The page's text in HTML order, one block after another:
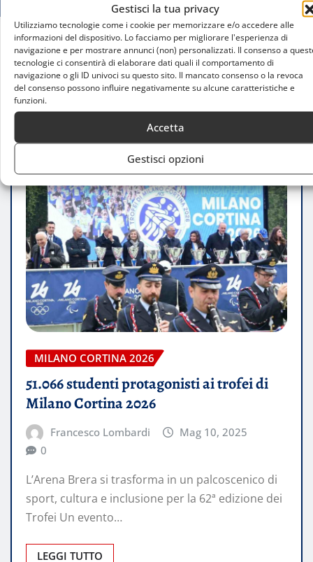
Gestisci la tua privacy
Utilizziamo tecnologie come i cookie per memorizzare e/o accedere alle
informazioni del dispositivo. Lo facciamo per migliorare l'esperienza di
navigazione e per mostrare annunci (non) personalizzati. Il consenso a
tecnologie ci consentirà di elaborare dati quali il comportamento di
navigazione o gli ID univoci su questo sito. Il mancato consenso o la revoca
del consenso possono influire negativamente su alcune caratteristiche e
funzioni.
Accetta
Gestisci opzioni
Home
51.066 studenti protagonisti ai trofei di Milano
Cortina 2026
MILANO CORTINA 2026
51.066 studenti protagonisti ai trofei di
Milano Cortina 2026
Francesco Lombardi
Mag 10, 2025
0
L’Arena Brera si trasforma in un palcoscenico di
sport, cultura e inclusione per la 62ª edizione dei
Trofei Un evento…
LEGGI TUTTO